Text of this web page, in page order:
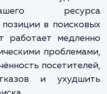
его
— важные
на
вашего
позиции в
работает